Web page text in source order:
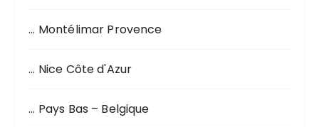
… Montélimar Provence
… Nice Côte d'Azur
… Pays Bas – Belgique